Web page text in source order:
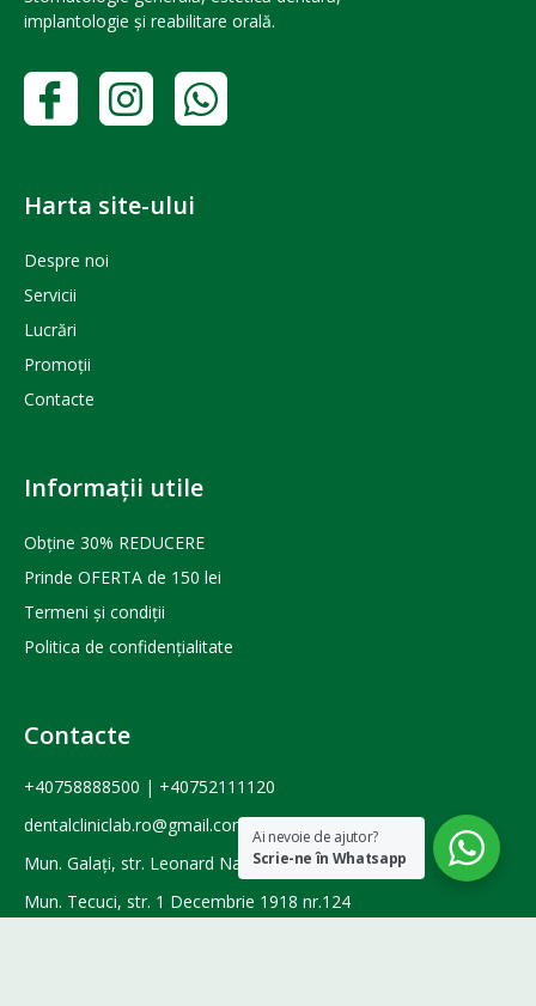
implantologie și reabilitare orală.
Harta site-ului
Despre noi
Servicii
Lucrări
Promoții
Contacte
Informații utile
Obține 30% REDUCERE
Prinde OFERTA de 150 lei
Termeni și condiții
Politica de confidențialitate
Contacte
+40758888500 | +40752111120
dentalcliniclab.ro@gmail.com
Mun. Galați, str. Leonard Nae 21
Mun. Tecuci, str. 1 Decembrie 1918 nr.124
Ai nevoie de ajutor?
Scrie-ne în Whatsapp